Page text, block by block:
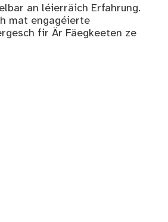
an léierräich Erfahrung.
mat engagéierte
fir Är Fäegkeeten ze